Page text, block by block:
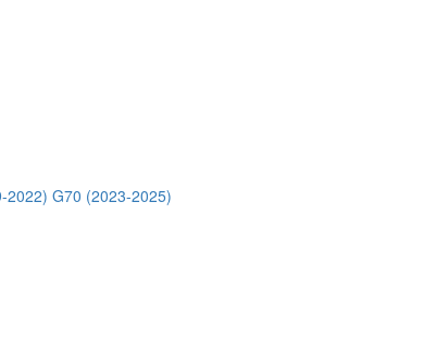
2022) G70 (2023-2025)